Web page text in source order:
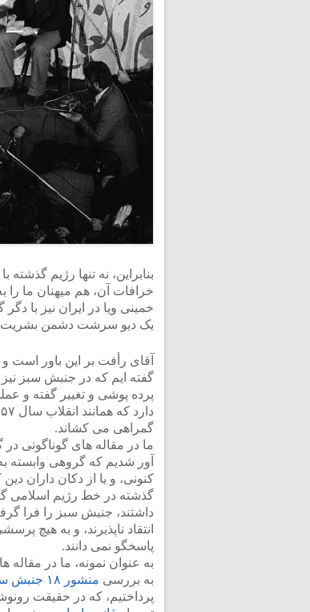
بنابراین، نه تنها رژیم
خرافات آن، هم میهنان ما
خمینی ویا در ایران نیز با
یک دیو سرشت دشمن بشریت،
آقای رأفت بر این باور است و
گفته ایم که در جنبش سبز
پرده پوشی و تغییر گفته و
گمراهی می کشاند.
ما در مقاله های گوناگونی در
آور شدیم که گروهی وابسته
کنونی، و یا از دکان داران دین
گذشته در خط رژیم اسلامی
داشتند، جنبش سبز را فرا
انتقاد ناپذیرند، و به هیچ
پاسخگو نمی دانند.
به بررسی منشور ۱۸ جنبش سبز
پرداختیم، که در حقیقت